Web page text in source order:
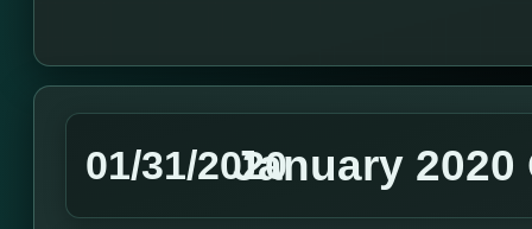
01/31/2020January